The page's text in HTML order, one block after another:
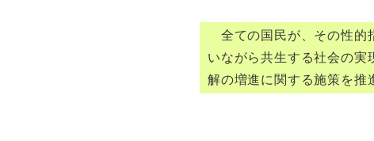
全ての国民が、その性的
いながら共生する社会の実
解の増進に関する施策を推